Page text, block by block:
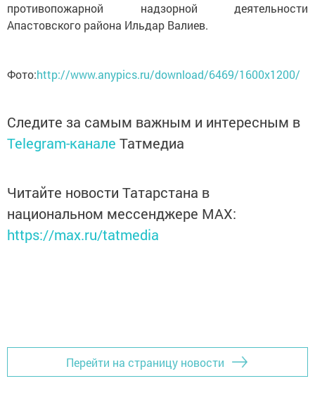
противопожарной надзорной деятельности
Апастовского района Ильдар Валиев.
Фото:http://www.anypics.ru/download/6469/1600x1200/
Следите за самым важным и интересным в
Telegram-канале Татмедиа
Читайте новости Татарстана в
национальном мессенджере MАХ:
https://max.ru/tatmedia
Перейти на страницу новости